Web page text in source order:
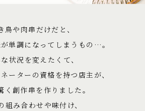
鳥や肉串だけだと、
単調になってしまうもの…。
状況を変えたくて、
ーターの資格を持つ店主が、
く創作串を作りました。
組み合わせや味付け、